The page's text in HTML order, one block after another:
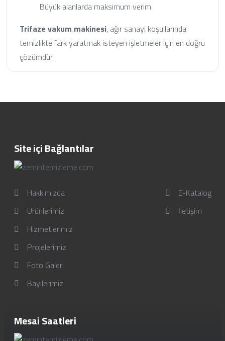
Büyük alanlarda maksimum verim
Trifaze vakum makinesi, ağır sanayi koşullarında
temizlikte fark yaratmak isteyen işletmeler için en doğru
çözümdür.
Site içi Bağlantılar
Hakkımızda
Ürünlerimiz
Hizmetlerimiz
Projelerimiz
Foto Galeri
Bayilerimiz
E-Katalog
İletişim
Mesai Saatleri